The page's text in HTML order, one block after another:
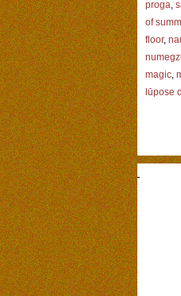
proga,
of
floor,
magic,
lūpose